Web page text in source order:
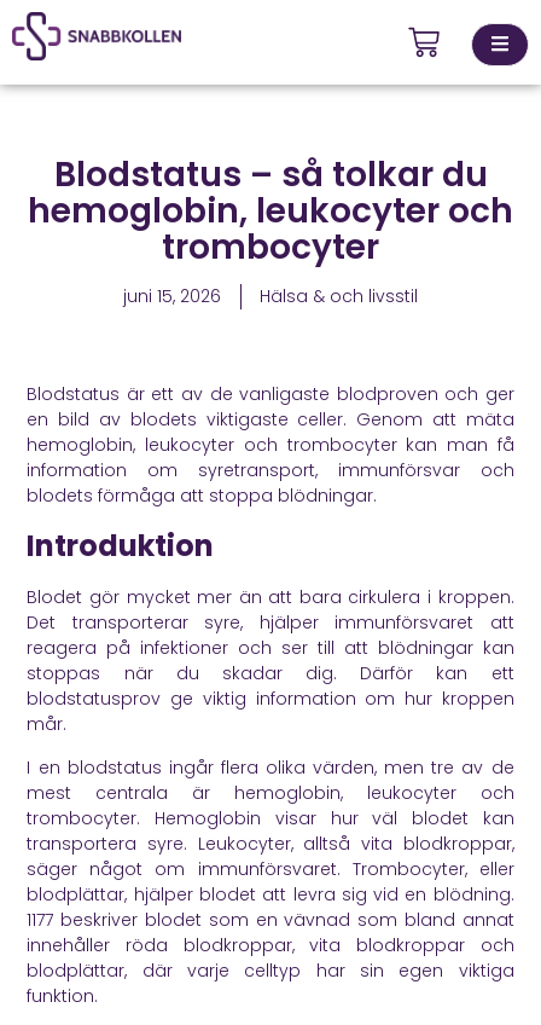
Kontakta
oss
Blodstatus – så tolkar du
hemoglobin, leukocyter och
trombocyter
juni 15, 2026 Hälsa & och livsstil
Blodstatus är ett av de vanligaste blodproven och ger
en bild av blodets viktigaste celler. Genom att mäta
hemoglobin, leukocyter och trombocyter kan man få
information om syretransport, immunförsvar och
blodets förmåga att stoppa blödningar.
Introduktion
Blodet gör mycket mer än att bara cirkulera i kroppen.
Det transporterar syre, hjälper immunförsvaret att
reagera på infektioner och ser till att blödningar kan
stoppas när du skadar dig. Därför kan ett
blodstatusprov ge viktig information om hur kroppen
mår.
I en blodstatus ingår flera olika värden, men tre av de
mest centrala är hemoglobin, leukocyter och
trombocyter. Hemoglobin visar hur väl blodet kan
transportera syre. Leukocyter, alltså vita blodkroppar,
säger något om immunförsvaret. Trombocyter, eller
blodplättar, hjälper blodet att levra sig vid en blödning.
1177 beskriver blodet som en vävnad som bland annat
innehåller röda blodkroppar, vita blodkroppar och
blodplättar, där varje celltyp har sin egen viktiga
funktion.